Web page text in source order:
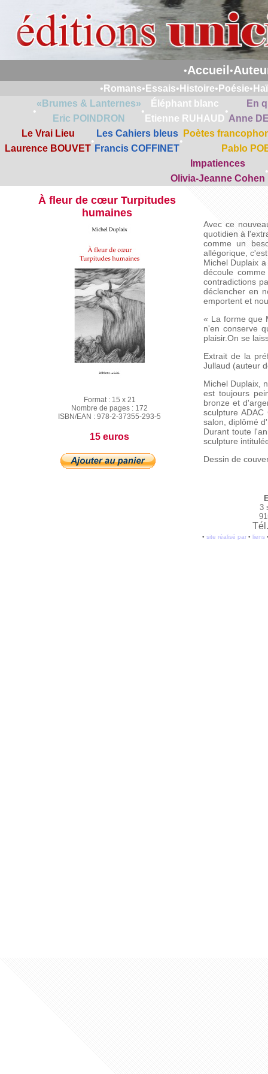
•Accueil •
• Romans• Essais• Histoire• Poésie•
•
«Brumes & Lanternes»
Eric POINDRON
•
Éléphant blanc
Etienne RUHAUD
•
En
Anne
Le Vrai Lieu
Laurence BOUVET
•
Les Cahiers bleus
Francis COFFINET
•
Poètes
Pablo
Impatiences
Olivia-Jeanne Cohen
•
À fleur de cœur Turpitudes
humaines
Format : 15 x 21
Nombre de pages : 172
ISBN/EAN : 978-2-37355-293-5
15 euros
Avec ce
quotidien à
comme un
allégorique,
Michel Duplaix
découle
contradictions
déclencher en
emportent et
« La forme que
n'en conserve
plaisir.On se
Extrait de la
Jullaud (auteur
Michel Duplaix,
est toujours
bronze et
sculpture
salon, diplômé
Durant toute
sculpture
Dessin de
3
• site réalisé par• liens